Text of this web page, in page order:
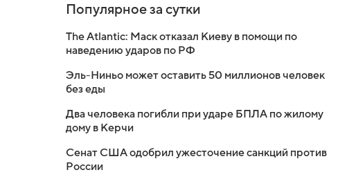
Популярное за сутки
The Atlantic: Маск отказал Киеву в помощи по
наведению ударов по РФ
Эль-Ниньо может оставить 50 миллионов человек
без еды
Два человека погибли при ударе БПЛА по жилому
дому в Керчи
Сенат США одобрил ужесточение санкций против
России